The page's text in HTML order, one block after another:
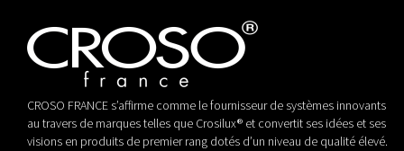
CROSO FRANCE s’affirme comme le fournisseur de systèmes innovants
au travers de marques telles que Crosilux® et convertit ses idées et ses
visions en produits de premier rang dotés d’un niveau de qualité élevé.